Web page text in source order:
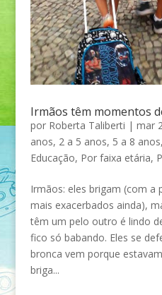
Irmãos têm momentos
por Roberta Taliberti | mar
anos, 2 a 5 anos, 5 a 8 anos,
Educação, Por faixa etária,
Irmãos: eles brigam (com a
mais exacerbados ainda),
têm um pelo outro é lindo
fico só babando. Eles se
bronca vem porque
briga...